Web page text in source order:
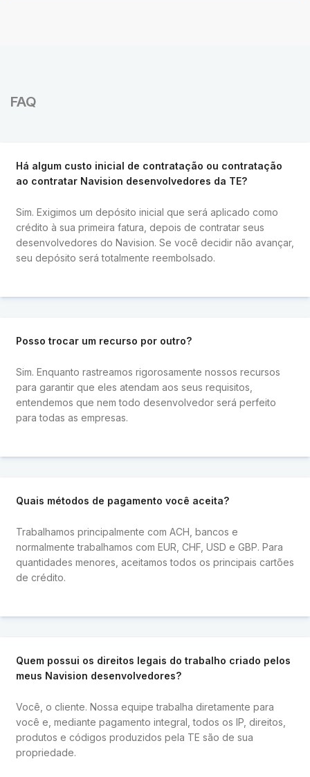
FAQ
Há algum custo inicial de contratação ou contratação
ao contratar Navision desenvolvedores da TE?
Sim. Exigimos um depósito inicial que será aplicado como
crédito à sua primeira fatura, depois de contratar seus
desenvolvedores do Navision. Se você decidir não avançar,
seu depósito será totalmente reembolsado.
Posso trocar um recurso por outro?
Sim. Enquanto rastreamos rigorosamente nossos recursos
para garantir que eles atendam aos seus requisitos,
entendemos que nem todo desenvolvedor será perfeito
para todas as empresas.
Quais métodos de pagamento você aceita?
Trabalhamos principalmente com ACH, bancos e
normalmente trabalhamos com EUR, CHF, USD e GBP. Para
quantidades menores, aceitamos todos os principais cartões
de crédito.
Quem possui os direitos legais do trabalho criado pelos
meus Navision desenvolvedores?
Você, o cliente. Nossa equipe trabalha diretamente para
você e, mediante pagamento integral, todos os IP, direitos,
produtos e códigos produzidos pela TE são de sua
propriedade.